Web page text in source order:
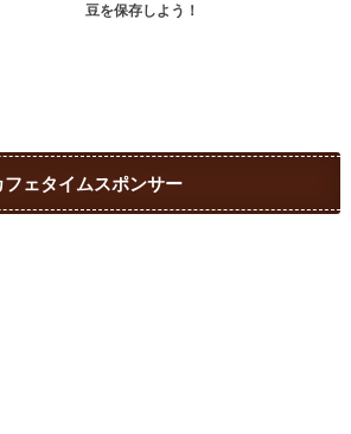
豆を保存しよう！
フェタイムスポンサー